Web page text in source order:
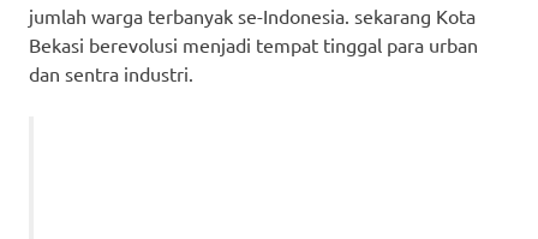
jumlah warga terbanyak se-Indonesia. sekarang Kota
Bekasi berevolusi menjadi tempat tinggal para urban
dan sentra industri.